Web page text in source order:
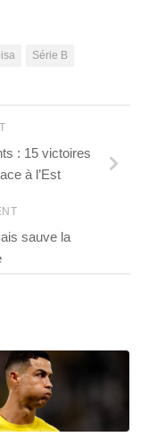
Série B
: 15 victoires
à l’Est
sauve la